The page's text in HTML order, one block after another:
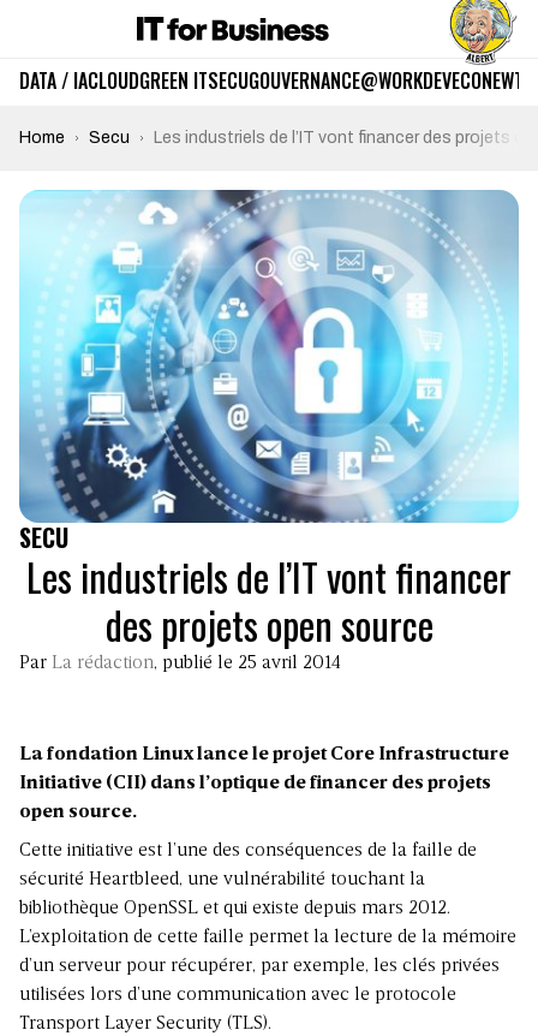
DATA / IACLOUDGREEN ITSECUGOUVERNANCE@WORKDEVECO
Home Secu Les industriels de l’IT vont financer des projets
SECU
Les industriels de l’IT vont financer
des projets open source
Par La rédaction, publié le 25 avril 2014
La fondation Linux lance le projet Core Infrastructure
Initiative (CII) dans l’optique de financer des projets
open source.
Cette initiative est l’une des conséquences de la faille de
sécurité Heartbleed, une vulnérabilité touchant la
bibliothèque OpenSSL et qui existe depuis mars 2012.
L’exploitation de cette faille permet la lecture de la mémoire
d’un serveur pour récupérer, par exemple, les clés privées
utilisées lors d’une communication avec le protocole
Transport Layer Security (TLS).